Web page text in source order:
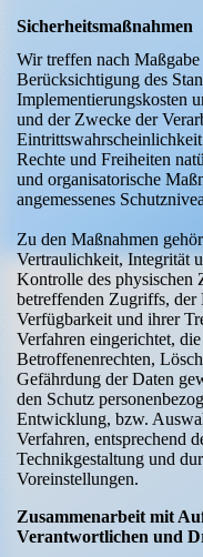
Sicherheitsmaßnahmen
Wir treffen nach
Berücksichtigung des
Implementierungskosten
und der Zwecke der
Rechte und Freiheiten
und organisatorische
angemessenes
Zu den Maßnahmen
Vertraulichkeit, Integrität
Kontrolle des physischen
betreffenden Zugriffs, der
Verfügbarkeit und ihrer
Verfahren eingerichtet,
Betroffenenrechten,
Gefährdung der Daten
den Schutz
Entwicklung, bzw.
Verfahren, entsprechend
Technikgestaltung und
Voreinstellungen.
Zusammenarbeit mit
Verantwortlichen und